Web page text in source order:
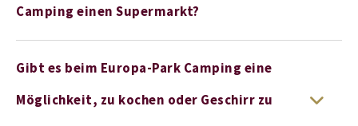
Camping einen Supermarkt?
Gibt es beim Europa-Park Camping eine
Möglichkeit, zu kochen oder Geschirr zu